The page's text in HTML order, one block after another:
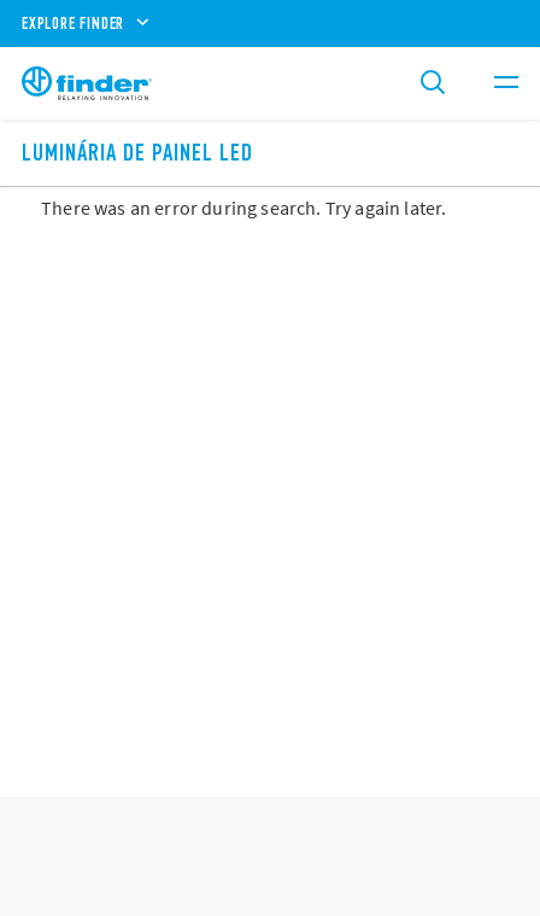
EXPLORE FINDER
LUMINÁRIA DE PAINEL LED
There was an error during search. Try again later.